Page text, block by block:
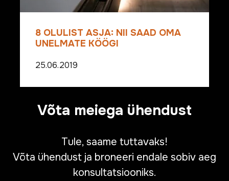
8 OLULIST ASJA: NII SAAD OMA
UNELMATE KÖÖGI
25.06.2019
Võta meiega ühendust
Tule, saame tuttavaks!
Võta ühendust ja broneeri endale sobiv aeg
konsultatsiooniks.